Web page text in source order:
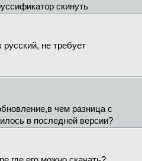
скинуть
не требует
чем разница с
в последней версии?